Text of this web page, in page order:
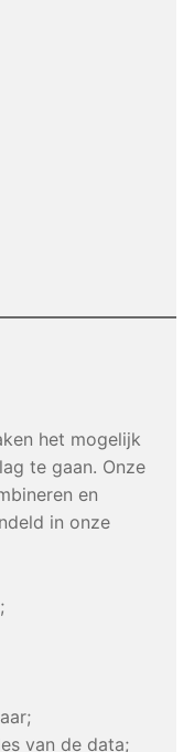
het mogelijk
te gaan. Onze
en
in onze
van de data;